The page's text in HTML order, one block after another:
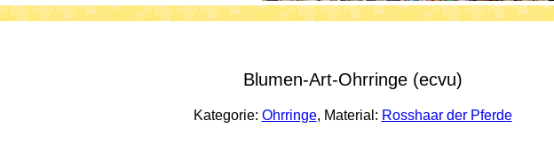
Blumen-Art-Ohrringe (ecvu)
Kategorie: Ohrringe, Material: Rosshaar der Pferde